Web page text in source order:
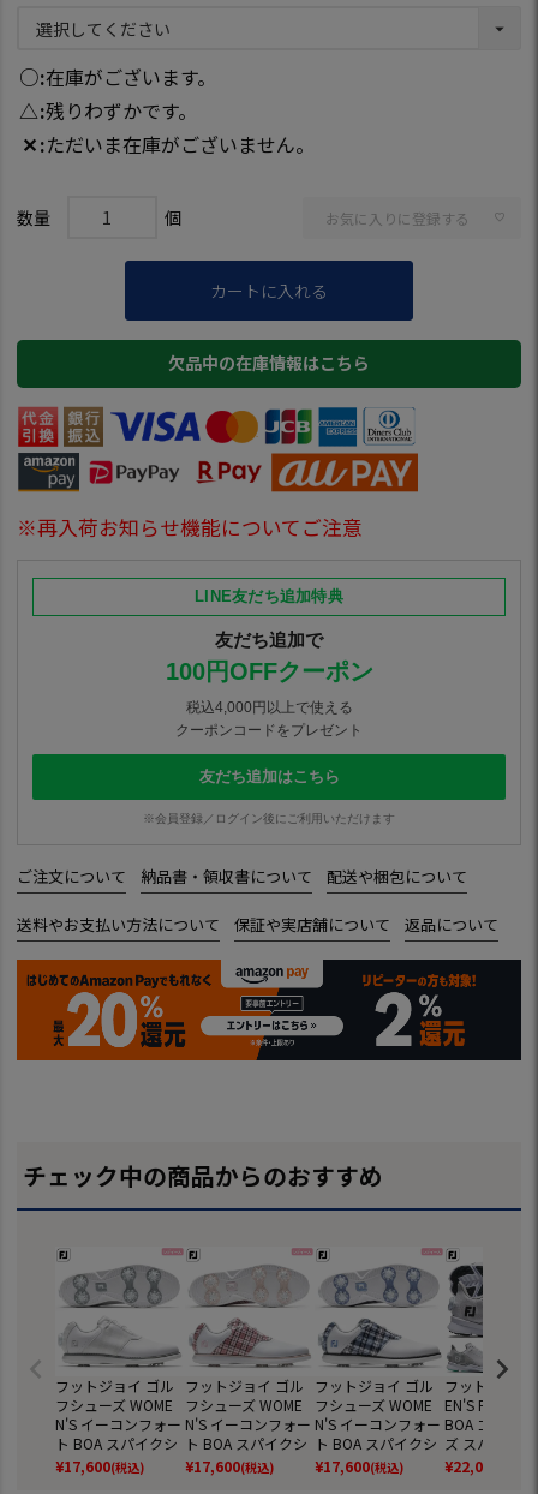
○ 在庫がございます。
△ 残りわずかです。
✕ ただいま在庫がございません。
お気に入りに登録する
カートに入れる
欠品中の在庫情報はこちら
※再入荷お知らせ機能についてご注意
LINE友だち追加特典
友だち追加で
100円OFFクーポン
税込4,000円以上で使える
クーポンコードをプレゼント
友だち追加はこちら
※会員登録／ログイン後にご利用いただけます
ご注文について 納品書・領収書について 配送や梱包について
送料やお支払い方法について 保証や実店舗について 返品について
チェック中の商品からのおすすめ
フットジョイ ゴル
フシューズ WOME
N'S イーコンフォー
ト BOA スパイクシ
ューズ 98773 レデ
ィース 靴 FOOTJOY
¥17,600(税込)
フットジョイ ゴル
フシューズ WOME
N'S イーコンフォー
ト BOA スパイクシ
ューズ 98770 レデ
ィース 靴 FOOTJOY
¥17,600(税込)
フットジョイ ゴル
フシューズ WOME
N'S イーコンフォー
ト BOA スパイクシ
ューズ 98769 レデ
ィース 靴 FOOTJOY
¥17,600(税込)
フットジョイ
EN'S FJ フュ
BOA ゴルフ
ズ スパイク
ディース
292 93792 靴
¥22,000